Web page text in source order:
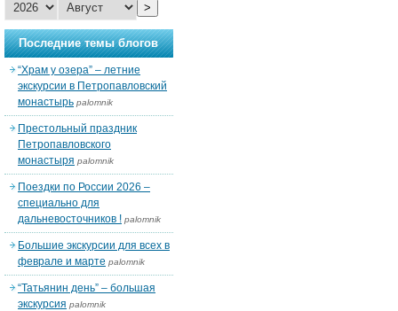
>
Последние темы блогов
“Храм у озера” – летние
экскурсии в Петропавловский
монастырь palomnik
Престольный праздник
Петропавловского
монастыря palomnik
Поездки по России 2026 –
специально для
дальневосточников ! palomnik
Большие экскурсии для всех в
феврале и марте palomnik
“Татьянин день” – большая
экскурсия palomnik